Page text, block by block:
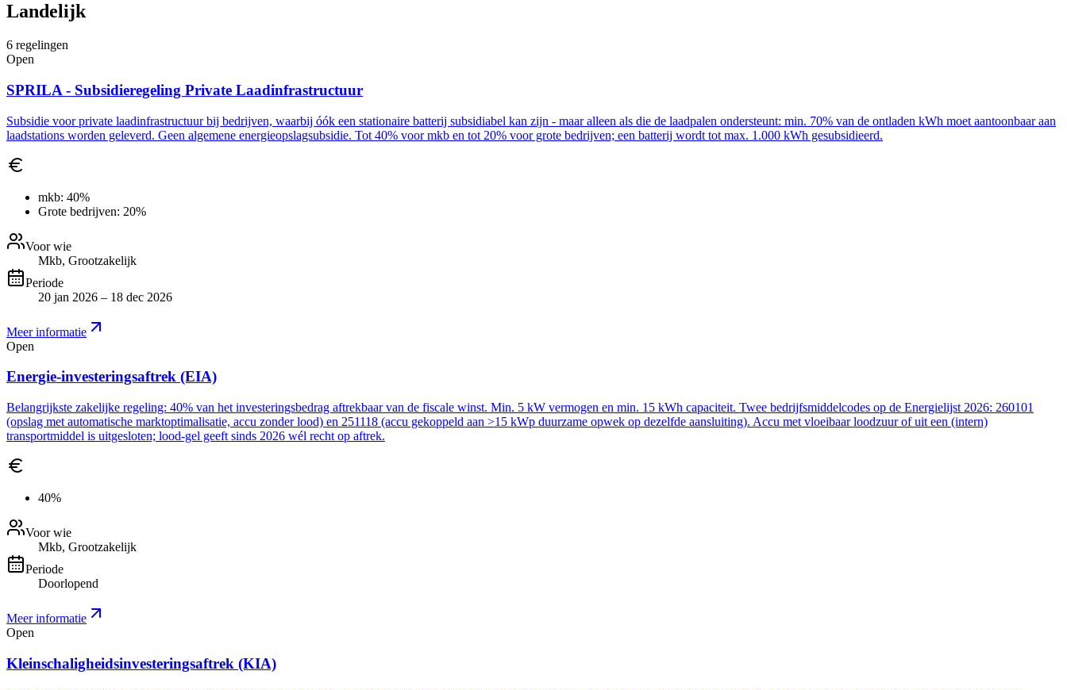
Landelijk
6 regelingen
Open
SPRILA - Subsidieregeling Private Laadinfrastructuur
Subsidie voor private laadinfrastructuur bij bedrijven, waarbij óók een stationaire batterij subsidiabel kan zijn - maar alleen als die de laadpalen ondersteunt: min. 70% van de ontladen kWh moet aantoonbaar aan
laadstations worden geleverd. Geen algemene energieopslagsubsidie. Tot 40% voor mkb en tot 20% voor grote bedrijven; een batterij wordt tot max. 1.000 kWh gesubsidieerd.
mkb: 40%
Grote bedrijven: 20%
Voor wie
Mkb, Grootzakelijk
Periode
20 jan 2026 – 18 dec 2026
Meer informatie
Open
Energie-investeringsaftrek (EIA)
Belangrijkste zakelijke regeling: 40% van het investeringsbedrag aftrekbaar van de fiscale winst. Min. 5 kW vermogen en min. 15 kWh capaciteit. Twee bedrijfsmiddelcodes op de Energielijst 2026: 260101
(opslag met automatische marktoptimalisatie, accu zonder lood) en 251118 (accu gekoppeld aan >15 kWp duurzame opwek op dezelfde aansluiting). Accu met vloeibaar loodzuur of uit een (intern)
transportmiddel is uitgesloten; lood-gel geeft sinds 2026 wél recht op aftrek.
40%
Voor wie
Mkb, Grootzakelijk
Periode
Doorlopend
Meer informatie
Open
Kleinschaligheidsinvesteringsaftrek (KIA)